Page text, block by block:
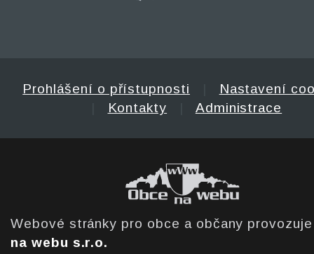
Prohlášení o přístupnosti
Nastavení
Kontakty Administrace
Webové stránky pro obce a občany
na webu s.r.o.